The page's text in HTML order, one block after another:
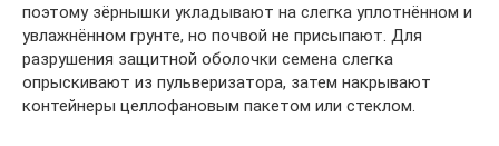
поэтому зёрнышки укладывают на слегка уплотнённом и
увлажнённом грунте, но почвой не присыпают. Для
разрушения защитной оболочки семена слегка
опрыскивают из пульверизатора, затем накрывают
контейнеры целлофановым пакетом или стеклом.